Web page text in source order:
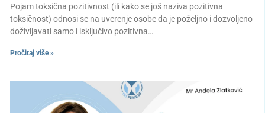
Pojam toksična pozitivnost (ili kako se još naziva pozitivna
toksičnost) odnosi se na uverenje osobe da je poželjno i dozvoljeno
doživljavati samo i isključivo pozitivna…
Pročitaj više »